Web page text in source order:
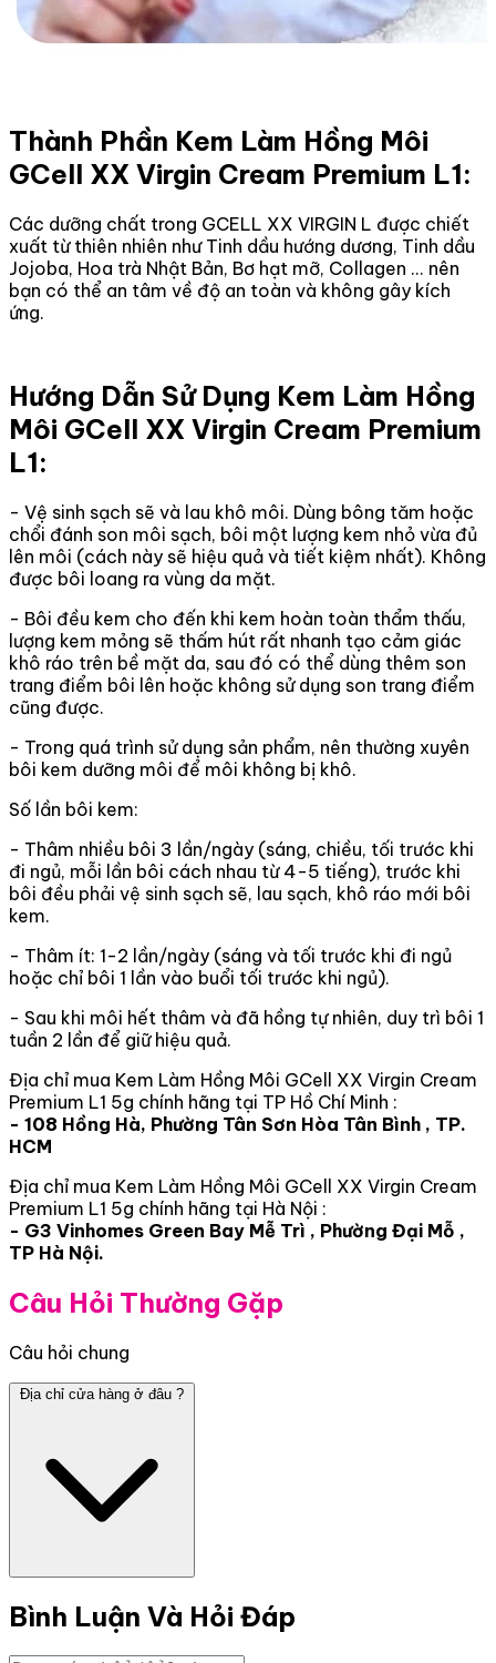
Thành Phần Kem Làm Hồng Môi
GCell XX Virgin Cream Premium L1:
Các dưỡng chất trong GCELL XX VIRGIN L được chiết
xuất từ thiên nhiên như Tinh dầu hướng dương, Tinh dầu
Jojoba, Hoa trà Nhật Bản, Bơ hạt mỡ, Collagen ... nên
bạn có thể an tâm về độ an toàn và không gây kích
ứng.
Hướng Dẫn Sử Dụng Kem Làm Hồng
Môi GCell XX Virgin Cream Premium
L1:
- Vệ sinh sạch sẽ và lau khô môi. Dùng bông tăm hoặc
chổi đánh son môi sạch, bôi một lượng kem nhỏ vừa đủ
lên môi (cách này sẽ hiệu quả và tiết kiệm nhất). Không
được bôi loang ra vùng da mặt.
- Bôi đều kem cho đến khi kem hoàn toàn thẩm thấu,
lượng kem mỏng sẽ thấm hút rất nhanh tạo cảm giác
khô ráo trên bề mặt da, sau đó có thể dùng thêm son
trang điểm bôi lên hoặc không sử dụng son trang điểm
cũng được.
- Trong quá trình sử dụng sản phẩm, nên thường xuyên
bôi kem dưỡng môi để môi không bị khô.
Số lần bôi kem:
- Thâm nhiều bôi 3 lần/ngày (sáng, chiều, tối trước khi
đi ngủ, mỗi lần bôi cách nhau từ 4-5 tiếng), trước khi
bôi đều phải vệ sinh sạch sẽ, lau sạch, khô ráo mới bôi
kem.
- Thâm ít: 1-2 lần/ngày (sáng và tối trước khi đi ngủ
hoặc chỉ bôi 1 lần vào buổi tối trước khi ngủ).
- Sau khi môi hết thâm và đã hồng tự nhiên, duy trì bôi 1
tuần 2 lần để giữ hiệu quả.
Địa chỉ mua Kem Làm Hồng Môi GCell XX Virgin Cream
Premium L1 5g chính hãng tại TP Hồ Chí Minh :
- 108 Hồng Hà, Phường Tân Sơn Hòa Tân Bình , TP.
HCM
Địa chỉ mua Kem Làm Hồng Môi GCell XX Virgin Cream
Premium L1 5g chính hãng tại Hà Nội :
- G3 Vinhomes Green Bay Mễ Trì , Phường Đại Mỗ ,
TP Hà Nội.
Câu Hỏi Thường Gặp
Câu hỏi chung
Địa chỉ cửa hàng ở đâu ?
Bình Luận Và Hỏi Đáp